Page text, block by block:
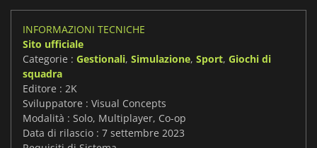
INFORMAZIONI TECNICHE
Sito ufficiale
Categorie : Gestionali, Simulazione, Sport, Giochi di
squadra
Editore : 2K
Sviluppatore : Visual Concepts
Modalità : Solo, Multiplayer, Co-op
Data di rilascio : 7 settembre 2023